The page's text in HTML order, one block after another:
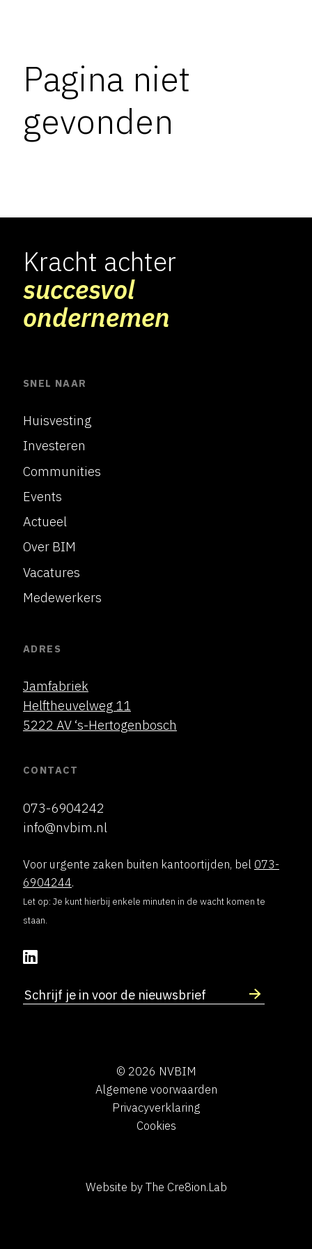
Pagina niet
gevonden
Kracht achter
succesvol
ondernemen
SNEL NAAR
Huisvesting
Investeren
Communities
Events
Actueel
Over BIM
Vacatures
Medewerkers
ADRES
Jamfabriek
Helftheuvelweg 11
5222 AV ‘s-Hertogenbosch
CONTACT
073-6904242
info@nvbim.nl
Voor urgente zaken buiten kantoortijden, bel 073-
6904244.
Let op: Je kunt hierbij enkele minuten in de wacht komen te
staan.
© 2026 NVBIM
Algemene voorwaarden
Privacyverklaring
Cookies
Website by The Cre8ion.Lab